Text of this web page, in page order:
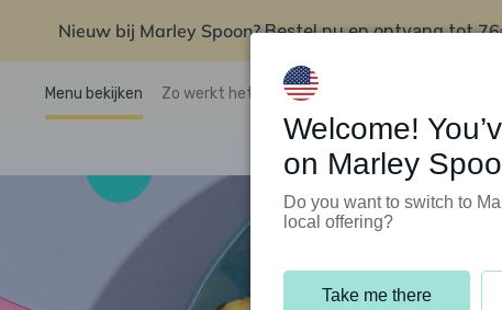
Nieuw bij Marley Spoon?Bestel nu en ontvang tot
Menu bekijken Zo werkt het Klantenservice
Welcome!
on Marley
Do you want to switch to
local offering?
Take me there